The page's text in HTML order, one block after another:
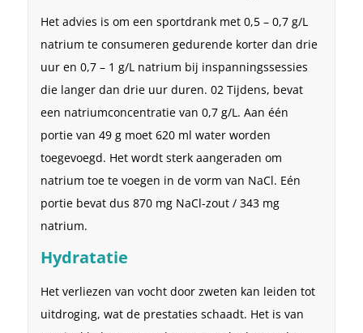
Het advies is om een ​​sportdrank met 0,5 – 0,7 g/L
natrium te consumeren gedurende korter dan drie
uur en 0,7 – 1 g/L natrium bij inspanningssessies
die langer dan drie uur duren. 02 Tijdens, bevat
een natriumconcentratie van 0,7 g/L. Aan één
portie van 49 g moet 620 ml water worden
toegevoegd. Het wordt sterk aangeraden om
natrium toe te voegen in de vorm van NaCl. Eén
portie bevat dus 870 mg NaCl-zout / 343 mg
natrium.
Hydratatie
Het verliezen van vocht door zweten kan leiden tot
uitdroging, wat de prestaties schaadt. Het is van